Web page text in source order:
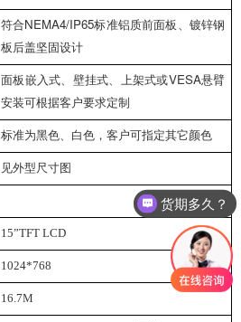
符合NEMA4/IP65标准铝质前面板、 镀锌钢
板后盖坚固设计
面板嵌入式、壁挂式、 上架式或VESA悬臂
安装可根据客户要求定制
标准为黑色、白色，客户可指定其它颜色
见外型尺寸图
15”TFT LCD
1024*768
16.7M
货期多久？